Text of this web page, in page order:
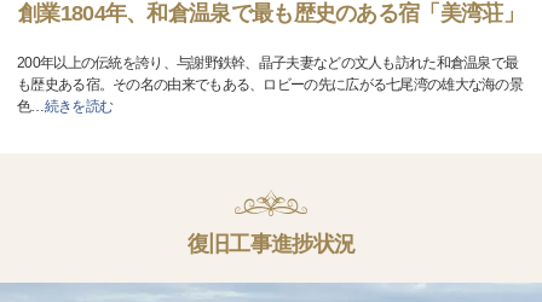
創業1804年、和倉温泉で最も歴史のある宿「美湾荘」
200年以上の伝統を誇り、与謝野鉄幹、晶子夫妻などの文人も訪れた和倉温泉で最
も歴史ある宿。その名の由来でもある、ロビーの先に広がる七尾湾の雄大な海の景
色…続きを読む
復旧工事進捗状況